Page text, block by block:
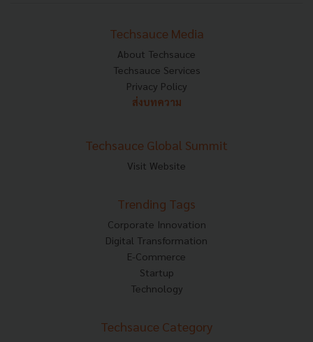
Techsauce Media
About Techsauce
Techsauce Services
Privacy Policy
ส่งบทความ
Techsauce Global Summit
Visit Website
Trending Tags
Corporate Innovation
Digital Transformation
E-Commerce
Startup
Technology
Techsauce Category